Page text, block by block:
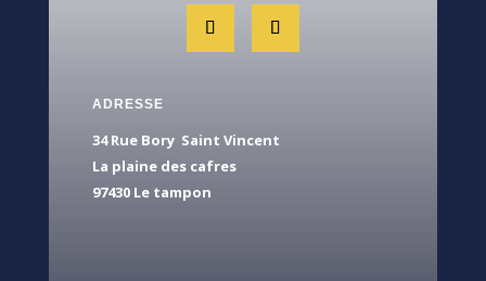
ADRESSE
34 Rue Bory Saint Vincent
La plaine des cafres
97430 Le tampon